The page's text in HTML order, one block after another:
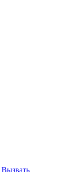
Вызвать